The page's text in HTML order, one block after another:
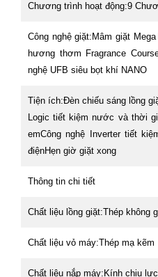
Chương trình hoạt động:9
Công nghệ giặt: Mâm giặt
hương thơm Fragrance
nghệ UFB siêu bọt khí NANO
Tiện ích:Đèn chiếu sáng lồng
Logic tiết kiệm nước và thời
emCông nghệ Inverter tiết
điệnHẹn giờ giặt xong
Thông tin chi tiết
Chất liệu lồng giặt:Thép không
Chất liệu vỏ máy:Thép mạ kẽm
Chất liệu nắp máy: Kính chịu lực